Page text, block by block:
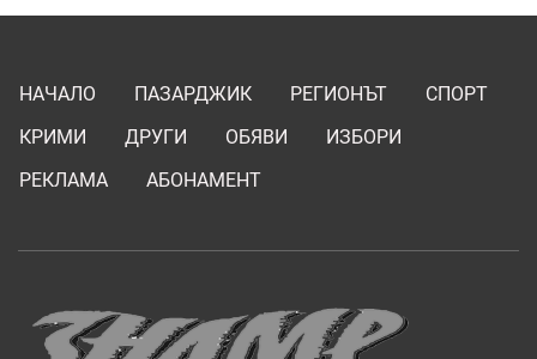
НАЧАЛО ПАЗАРДЖИК РЕГИОНЪТ
СПОРТ
КРИМИ
ДРУГИ ОБЯВИ
ИЗБОРИ
РЕКЛАМА
АБОНАМЕНТ